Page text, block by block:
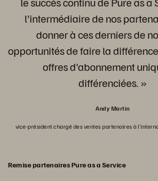
l'intermédiaire de nos
donner à ces derniers de
opportunités de faire la
offres d'abonnement
différenciées. »
Andy Martin
vice-président chargé des ventes partenaires à
Remise partenaires Pure as a Service